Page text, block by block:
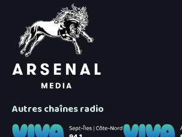
Autres chaînes radio